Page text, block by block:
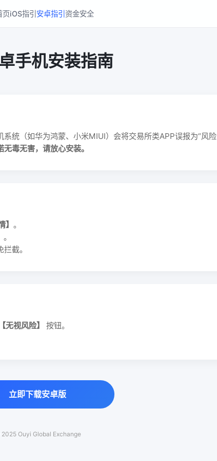
页iOS指引 安卓指引 资金安全
手机安装指南
统（如华为鸿蒙、小米MIUI）会将交易所类APP误报为“风险
毒无害，请放心安装。
】 。
。
截。
【无视风险】
按钮。
立即下载安卓版
Ouyi Global Exchange